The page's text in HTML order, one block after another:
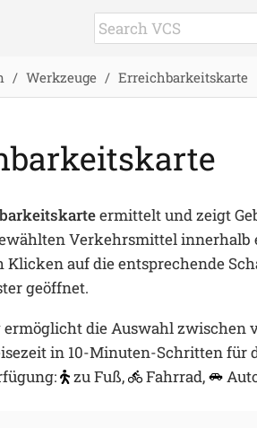
Werkzeuge Erreichbarkeitskarte
ermittelt und zeigt
Verkehrsmittel
Klicken auf die entsprechende
geöffnet.
ermöglicht die Auswahl
in 10-Minuten-Schritten für
zu Fuß, Fahrrad,